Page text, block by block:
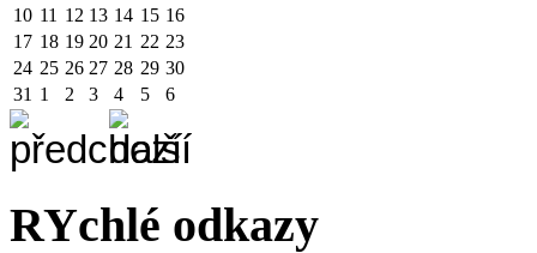
10 11 12 13 14 15 16
17 18 19 20 21 22 23
24 25 26 27 28 29 30
31 1 2 3 4 5 6
RYchlé odkazy